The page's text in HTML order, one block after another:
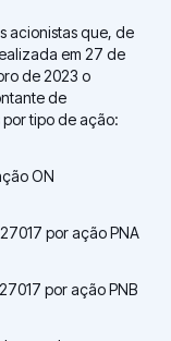
acionistas que, de
em 27 de
de 2023 o
de
por tipo de ação:
ON
por ação PNA
por ação PNB